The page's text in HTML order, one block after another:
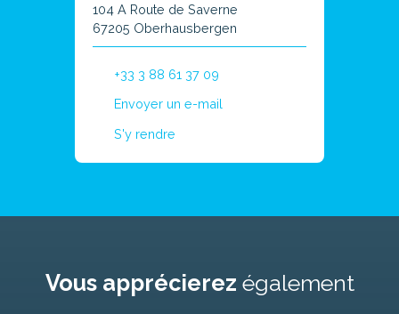
104 A Route de Saverne
67205 Oberhausbergen
+33 3 88 61 37 09
Envoyer un e-mail
S'y rendre
Vous apprécierez également